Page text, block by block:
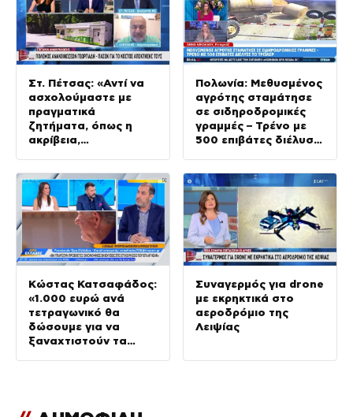
Στ. Πέτσας: «Αντί να
ασχολούμαστε με
πραγματικά
ζητήματα, όπως η
ακρίβεια,
ΠΑΣΟΚ»
Πολωνία: Μεθυσμένος
αγρότης σταμάτησε
σε σιδηροδρομικές
γραμμές – Τρένο με
500 επιβάτες διέλυσε
Κώστας Κατσαφάδος:
«1.000 ευρώ ανά
τετραγωνικό θα
δώσουμε για να
ξαναχτιστούν τα
Συναγερμός για drone
με εκρηκτικά στο
αεροδρόμιο της
Λειψίας